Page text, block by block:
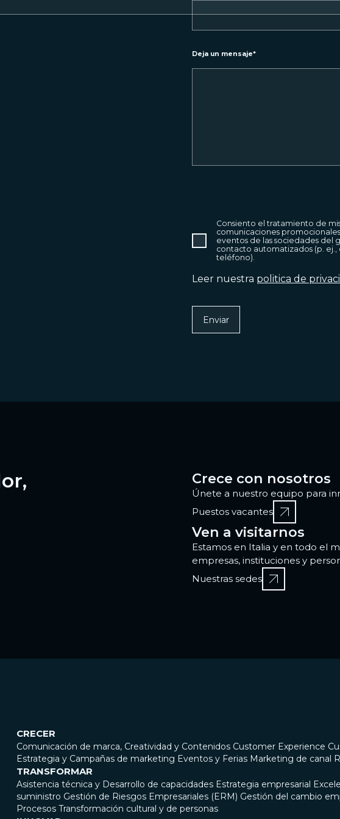
Deja un mensaje*
Consiento el tratamiento de
comunicaciones
eventos de las sociedades
contacto automatizados (p.
teléfono).
Leer nuestra politica de
Crece con nosotros
Únete a nuestro equipo para
Puestos vacantes
Ven a visitarnos
Estamos en Italia y en todo el
empresas, instituciones y
Nuestras sedes
CRECER
Comunicación de marca, Creatividad y Contenidos Customer Experience
Estrategia y Campañas de marketing Eventos y Ferias Marketing de canal
TRANSFORMAR
Asistencia técnica y Desarrollo de capacidades Estrategia empresarial
suministro Gestión de Riesgos Empresariales (ERM) Gestión del cambio
Procesos Transformación cultural y de personas